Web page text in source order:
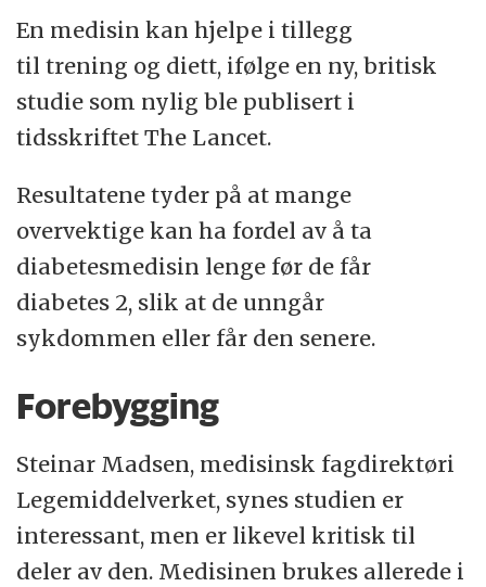
Norge ennå.
Kilde: Steinar Madsen, Statens
Legemiddelverk
En medisin kan hjelpe i tillegg
til trening og diett, ifølge en ny, britisk
studie som nylig ble publisert i
tidsskriftet The Lancet.
Resultatene tyder på at mange
overvektige kan ha fordel av å ta
diabetesmedisin lenge før de får
diabetes 2, slik at de unngår
sykdommen eller får den senere.
Forebygging
Steinar Madsen, medisinsk fagdirektøri
Legemiddelverket, synes studien er
interessant, men er likevel kritisk til
deler av den. Medisinen brukes allerede i